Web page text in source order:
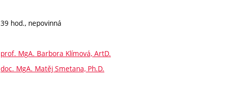
39 hod., nepovinná
prof. MgA. Barbora Klímová, ArtD.
doc. MgA. Matěj Smetana, Ph.D.